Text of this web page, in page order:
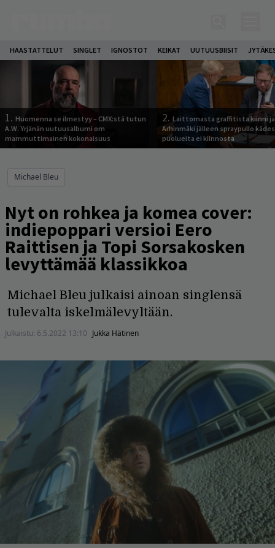
HAASTATTELUT SINGLET IGNOSTOT KEIKAT UUTUUSBIISIT
1. Huomenna se ilmestyy – CMX:stä tutun
A.W. Yrjänän uutuusalbumi om
mammuttimainen kokonaisuus
2. Laittomasta graffitista kiinni
Arhinmäki jälleen spraypullo
puolueita ei kiinnosta
Michael Bleu
Nyt on rohkea ja komea cover:
indiepoppari versioi Eero
Raittisen ja Topi Sorsakosken
levyttämää klassikkoa
Michael Bleu julkaisi ainoan singlensä
tulevalta iskelmälevyltään.
Julkaistu: 6.5.2022 13:10 Jukka Hätinen